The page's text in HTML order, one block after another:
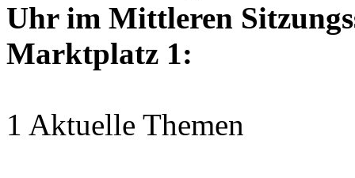
Uhr im Mittleren
Marktplatz 1:
1 Aktuelle Themen